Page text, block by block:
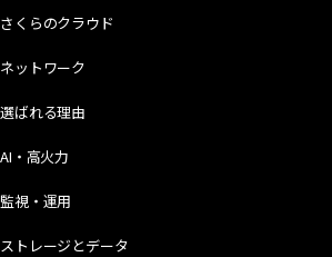
さくらのクラウド
ネットワーク
選ばれる理由
AI・高火力
監視・運用
ストレージとデータ